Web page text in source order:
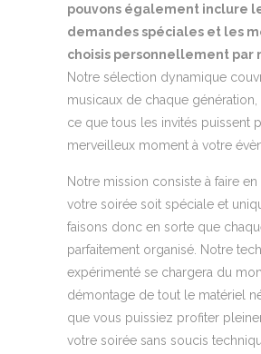
pouvons également inclure
demandes spéciales et les
choisis personnellement par
Notre sélection dynamique
musicaux de chaque génération,
ce que tous les invités puissent
merveilleux moment à votre
Notre mission consiste à faire
votre soirée soit spéciale et
faisons donc en sorte que
parfaitement organisé. Notre
expérimenté se chargera du
démontage de tout le matériel
que vous puissiez profiter
votre soirée sans soucis